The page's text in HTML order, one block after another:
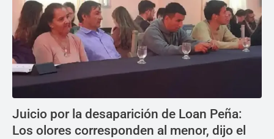
Juicio por la desaparición de Loan Peña:
Los olores corresponden al menor, dijo el